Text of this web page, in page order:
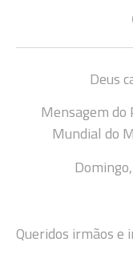
Deus
Mensagem do
Mundial do
Queridos irmãos e